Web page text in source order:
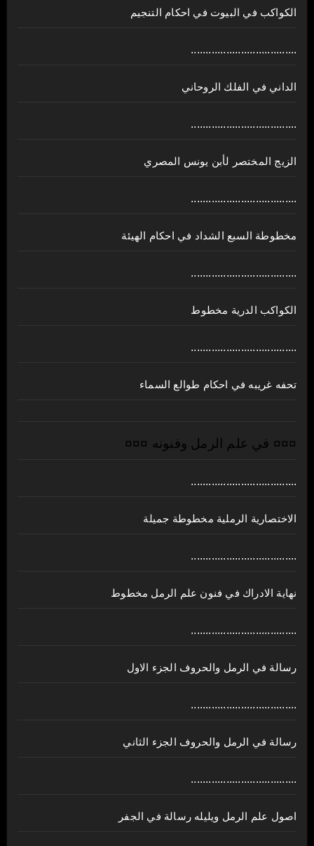
الكواكب في البيوت في احكام التنجيم
....................................
الداني في الفلك الروحاني
....................................
الزيج المختصر لأبن يونس المصري
....................................
مخطوطة السبع الشداد في احكام الهيئة
....................................
الكواكب الدرية مخطوط
....................................
تحفه غريبه في احكام طوالع السماء
¤¤¤ في علم الرمل وفنونه ¤¤¤
....................................
الاختصارية الرملية مخطوطة جميلة
....................................
نهاية الادراك في فنون علم الرمل مخطوط
....................................
رسالة في الرمل والحروف الجزء الاول
....................................
رسالة في الرمل والحروف الجزء الثاني
....................................
اصول علم الرمل ويليله رسالة في الجفر